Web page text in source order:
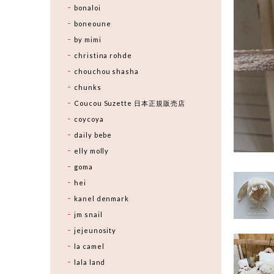
bonaloi
boneoune
by mimi
christina rohde
chouchou shasha
chunks
Coucou Suzette 日本正規販売店
coycoya
daily bebe
elly molly
goma
hei
kanel denmark
jm snail
jejeunosity
la camel
lala land